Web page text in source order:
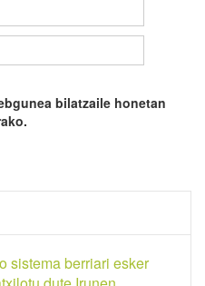
bilatzaile honetan
sistema berriari esker